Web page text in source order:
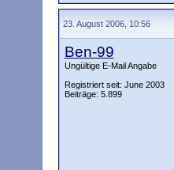
23. August 2006, 10:56
Ben-99
Ungültige E-Mail Angabe
Registriert seit: June 2003
Beiträge: 5.899